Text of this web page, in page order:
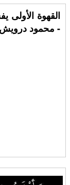
القهوة الأولى
- محمود درويش